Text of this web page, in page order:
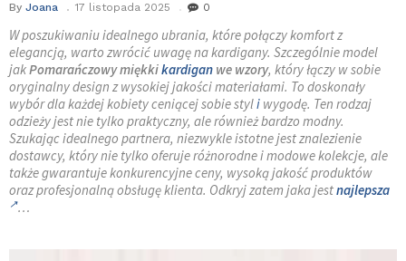
By Joana 17 listopada 2025 0
W poszukiwaniu idealnego ubrania, które połączy komfort z
elegancją, warto zwrócić uwagę na kardigany. Szczególnie model
jakPomarańczowy miękkikardigan we wzory, który łączy w sobie
oryginalny design z wysokiej jakości materiałami. To doskonały
wybór dla każdej kobiety ceniącej sobie styli wygodę. Ten rodzaj
odzieży jest nie tylko praktyczny, ale również bardzo modny.
Szukając idealnego partnera, niezwykle istotne jest znalezienie
dostawcy, który nie tylko oferuje różnorodne i modowe kolekcje, ale
także gwarantuje konkurencyjne ceny, wysoką jakość produktów
oraz profesjonalną obsługę klienta. Odkryj zatem jaka jestnajlepsza
…